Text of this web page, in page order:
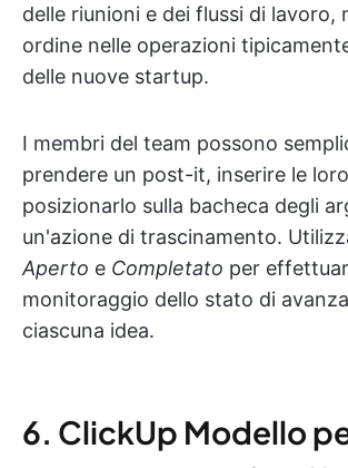
delle riunioni e dei flussi di lavoro,
ordine nelle operazioni
delle nuove startup.
I membri del team possono
prendere un post-it, inserire le
posizionarlo sulla bacheca degli
un'azione di trascinamento.
Aperto e Completato per
monitoraggio dello stato di
ciascuna idea.
6. ClickUp Modello